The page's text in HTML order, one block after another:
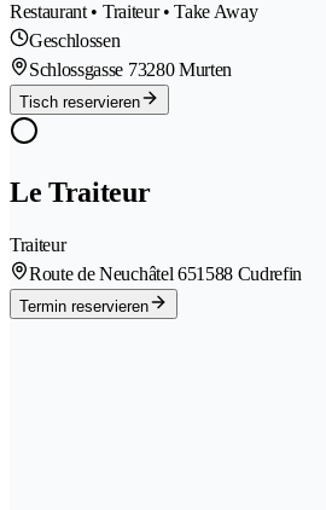
Restaurant • Traiteur • Take Away
Geschlossen
Schlossgasse 73280 Murten
Tisch reservieren
Le Traiteur
Traiteur
Route de Neuchâtel 651588 Cudrefin
Termin reservieren